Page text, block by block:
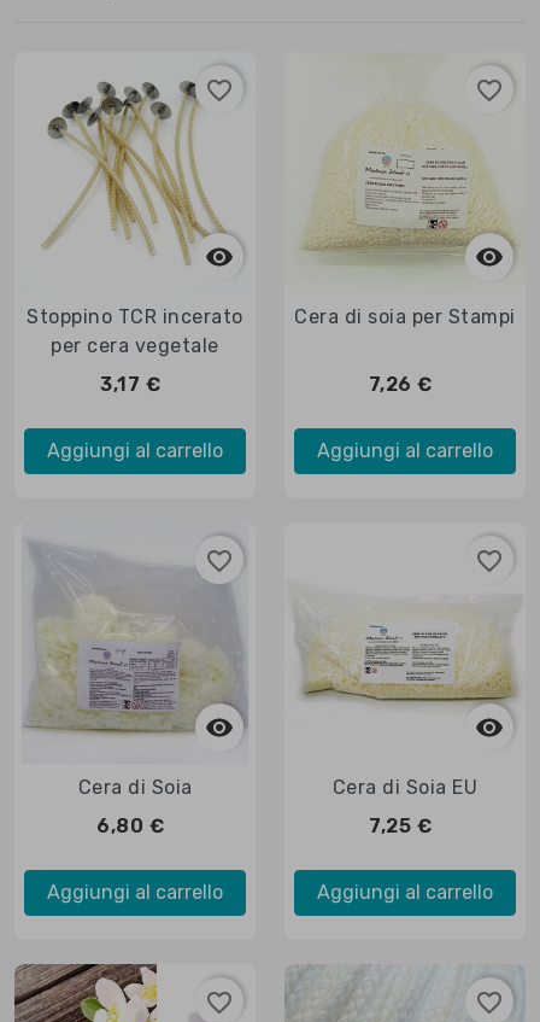

favorite_border
 Anteprima
Stoppino TCR incerato
per cera vegetale
3,17 €
Aggiungi al carrello

favorite_border
 Anteprima
Cera di soia per Stampi
7,26 €
Aggiungi al carrello

favorite_border
 Anteprima
Cera di Soia
6,80 €
Aggiungi al carrello

favorite_border
 Anteprima
Cera di Soia EU
7,25 €
Aggiungi al carrello
favorite_border favorite_border